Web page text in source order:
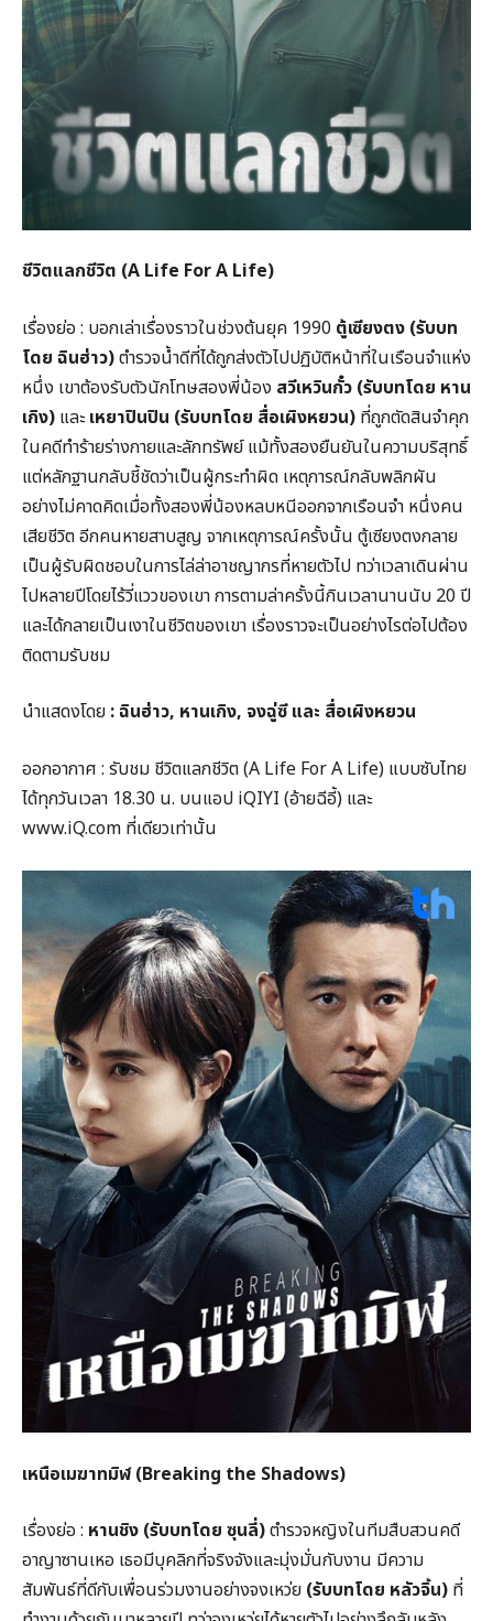
ชีวิตแลกชีวิต (A Life For A Life)
เรื่องย่อ : บอกเล่าเรื่องราวในช่วงต้นยุค 1990 ตู้เซียงตง (รับบท
โดย ฉินฮ่าว)ตำรวจน้ำดีที่ได้ถูกส่งตัวไปปฏิบัติหน้าที่ในเรือนจำแห่ง
หนึ่ง เขาต้องรับตัวนักโทษสองพี่น้อง สวีเหวินกั๋ว (รับบทโดย หาน
เกิง) และเหยาปินปิน (รับบทโดย สื่อเผิงหยวน) ที่ถูกตัดสินจำคุก
ในคดีทำร้ายร่างกายและลักทรัพย์ แม้ทั้งสองยืนยันในความบริสุทธิ์
แต่หลักฐานกลับชี้ชัดว่าเป็นผู้กระทำผิด เหตุการณ์กลับพลิกผัน
อย่างไม่คาดคิดเมื่อทั้งสองพี่น้องหลบหนีออกจากเรือนจำ หนึ่งคน
เสียชีวิต อีกคนหายสาบสูญ จากเหตุการณ์ครั้งนั้น ตู้เซียงตงกลาย
เป็นผู้รับผิดชอบในการไล่ล่าอาชญากรที่หายตัวไป ทว่าเวลาเดินผ่าน
ไปหลายปีโดยไร้วี่แววของเขา การตามล่าครั้งนี้กินเวลานานนับ 20 ปี
และได้กลายเป็นเงาในชีวิตของเขา เรื่องราวจะเป็นอย่างไรต่อไปต้อง
ติดตามรับชม
นำแสดงโดย : ฉินฮ่าว, หานเกิง, จงฉู่ซี และ สื่อเผิงหยวน
ออกอากาศ : รับชม ชีวิตแลกชีวิต (A Life For A Life) แบบซับไทย
ได้ทุกวันเวลา 18.30 น. บนแอป iQIYI (อ้ายฉีอี้) และ
www.iQ.com ที่เดียวเท่านั้น
เหนือเมฆาทมิฬ (Breaking the Shadows)
เรื่องย่อ : หานชิง (รับบทโดย ซุนลี่)ตำรวจหญิงในทีมสืบสวนคดี
อาญาซานเหอ เธอมีบุคลิกที่จริงจังและมุ่งมั่นกับงาน มีความ
สัมพันธ์ที่ดีกับเพื่อนร่วมงานอย่างจงเหว่ย (รับบทโดย หลัวจิ้น) ที่